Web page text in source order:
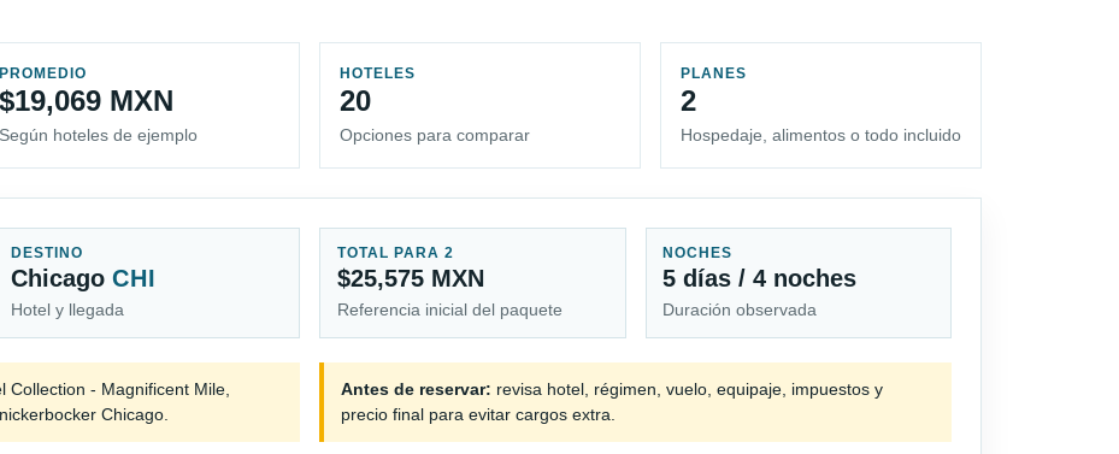
PROMEDIO
$19,069 MXN
Según hoteles de ejemplo
HOTELES
20
Opciones para comparar
PLANES
2
Hospedaje, alimentos o todo incluido
DESTINO
ChicagoCHI
Hotel y llegada
TOTAL PARA 2
$25,575 MXN
Referencia inicial del paquete
NOCHES
5 días / 4 noches
Duración observada
Collection - Magnificent Mile,
Chicago.
Antes de reservar: revisa hotel, régimen, vuelo, equipaje, impuestos y
precio final para evitar cargos extra.